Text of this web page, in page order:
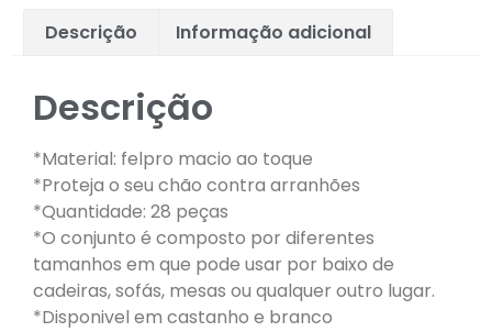
Descrição Informação adicional
Descrição
*Material: felpro macio ao toque
*Proteja o seu chão contra arranhões
*Quantidade: 28 peças
*O conjunto é composto por diferentes
tamanhos em que pode usar por baixo de
cadeiras, sofás, mesas ou qualquer outro lugar.
*Disponivel em castanho e branco